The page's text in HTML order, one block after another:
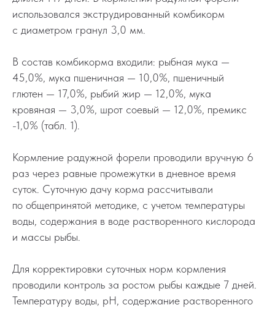
использовался экструдированный комбикорм
с диаметром гранул 3,0 мм.
В состав комбикорма входили: рыбная мука —
45,0%, мука пшеничная — 10,0%, пшеничный
глютен — 17,0%, рыбий жир — 12,0%, мука
кровяная — 3,0%, шрот соевый — 12,0%, премикс
-1,0% (табл. 1).
Кормление радужной форели проводили вручную 6
раз через равные промежутки в дневное время
суток. Суточную дачу корма рассчитывали
по общепринятой методике, с учетом температуры
воды, содержания в воде растворенного кислорода
и массы рыбы.
Для корректировки суточных норм кормления
проводили контроль за ростом рыбы каждые 7 дней.
Температуру воды, рН, содержание растворенного